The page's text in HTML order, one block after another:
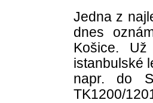
Jedna z
dnes
Košice.
istanbulské
napr. do
TK1200/